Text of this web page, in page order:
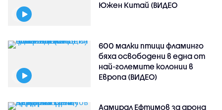
Южен Китай (ВИДЕО
600 малки птици фламинго
бяха освободени в една от
най-големите колонии в
Европа (ВИДЕО)
Адмирал Ефтимов за дрона